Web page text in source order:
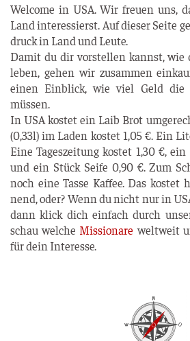
Wel­co­me in USA. Wir freu­en uns,
Land inter­es­sierst. Auf die­ser Sei­te
druck in Land und Leute.
Damit du dir vor­stel­len kannst, wie
leben, gehen wir zusam­men
einen Ein­blick, wie viel Geld die
müssen.
In USA kos­tet ein Laib Brot umge­rech­net 2,20 € . Eine Cola
(0,33l) im Laden kos­tet 1,05 €. Ein
Eine Tages­zei­tung kos­tet 1,30 €,
und ein Stück Sei­fe 0,90 €. Zum
noch eine Tas­se Kaf­fee. Das kos­tet
nend, oder? Wenn du nicht nur in
dann klick dich ein­fach durch
schau wel­che Mis­sio­na­re welt­weit
für dein Interesse.